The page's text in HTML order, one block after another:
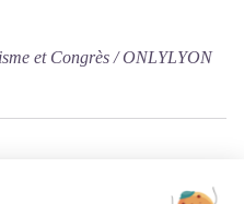
et Congrès / ONLYLYON